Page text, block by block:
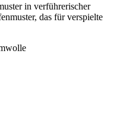
in verführerischer
das für verspielte